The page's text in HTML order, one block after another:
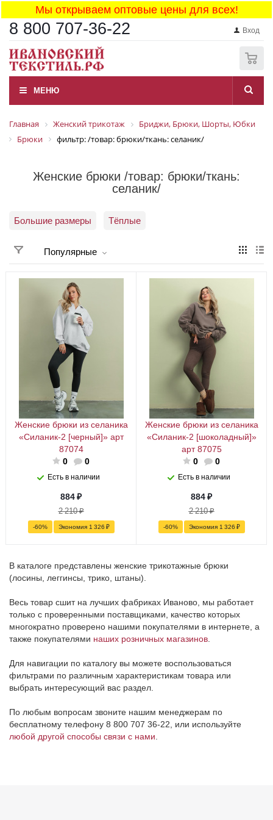
Мы открываем оптовые цены для всех!
8 800 707-36-22 Вход
МЕНЮ
Главная Женский трикотаж
Бриджи, Брюки, Шорты, Юбки
Брюки
фильтр: /товар: брюки/ткань: селаник/
Женские брюки /товар: брюки/ткань:
селаник/
Большие размеры Тёплые
Популярные
Женские брюки из селаника
«Силаник-2 [черный]» арт
87074
0
0
Есть в наличии
884₽
2 210₽
-60% Экономия 1 326 ₽
Женские брюки из селаника
«Силаник-2 [шоколадный]»
арт 87075
0
0
Есть в наличии
884₽
2 210₽
-60% Экономия 1 326 ₽
В каталоге представлены женские трикотажные брюки
(лосины, леггинсы, трико, штаны).
Весь товар сшит на лучших фабриках Иваново, мы работает
только с проверенными поставщиками, качество которых
многократно проверено нашими покупателями в интернете, а
также покупателями наших розничных магазинов
Для навигации по каталогу вы можете воспользоваться
фильтрами по различным характеристикам товара или
выбрать интересующий вас раздел.
По любым вопросам звоните нашим менеджерам по
бесплатному телефону 8 800 707 36-22, или используйте
любой другой способы связи с нами